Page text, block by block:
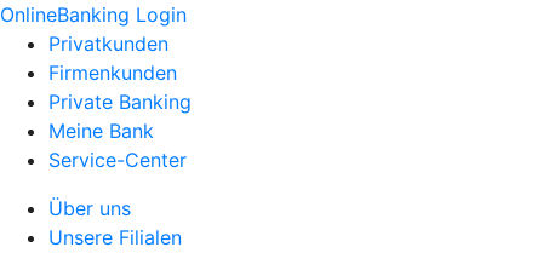
OnlineBanking Login
Privatkunden
Firmenkunden
Private Banking
Meine Bank
Service-Center
Über uns
Unsere Filialen